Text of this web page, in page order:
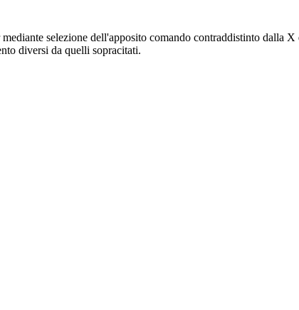
selezione dell'apposito comando contraddistinto dalla
diversi da quelli sopracitati.